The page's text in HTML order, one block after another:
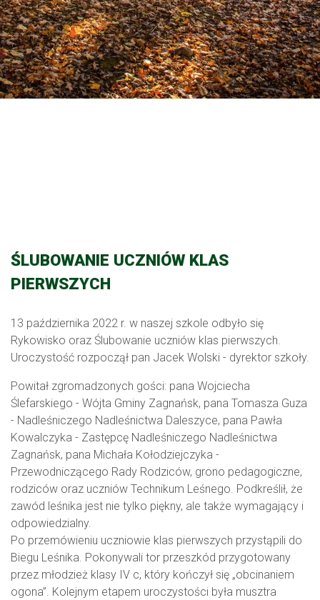
ŚLUBOWANIE UCZNIÓW KLAS
PIERWSZYCH
13 października 2022 r. w naszej szkole odbyło się
Rykowisko oraz Ślubowanie uczniów klas pierwszych.
Uroczystość rozpoczął pan Jacek Wolski - dyrektor szkoły.
Powitał zgromadzonych gości: pana Wojciecha
Ślefarskiego - Wójta Gminy Zagnańsk, pana Tomasza Guza
- Nadleśniczego Nadleśnictwa Daleszyce, pana Pawła
Kowalczyka - Zastępcę Nadleśniczego Nadleśnictwa
Zagnańsk, pana Michała Kołodziejczyka -
Przewodniczącego Rady Rodziców, grono pedagogiczne,
rodziców oraz uczniów Technikum Leśnego. Podkreślił, że
zawód leśnika jest nie tylko piękny, ale także wymagający i
odpowiedzialny.
Po przemówieniu uczniowie klas pierwszych przystąpili do
Biegu Leśnika. Pokonywali tor przeszkód przygotowany
przez młodzież klasy IV c, który kończył się „obcinaniem
ogona”. Kolejnym etapem uroczystości była musztra